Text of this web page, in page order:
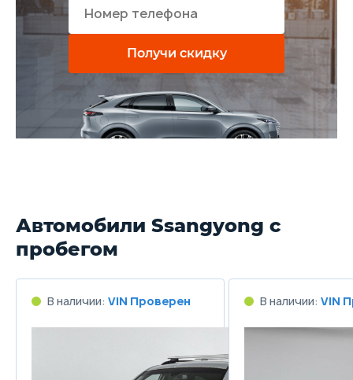
Получи скидку
Автомобили Ssangyong с
пробегом
В наличии: VIN Проверен В наличии: VIN